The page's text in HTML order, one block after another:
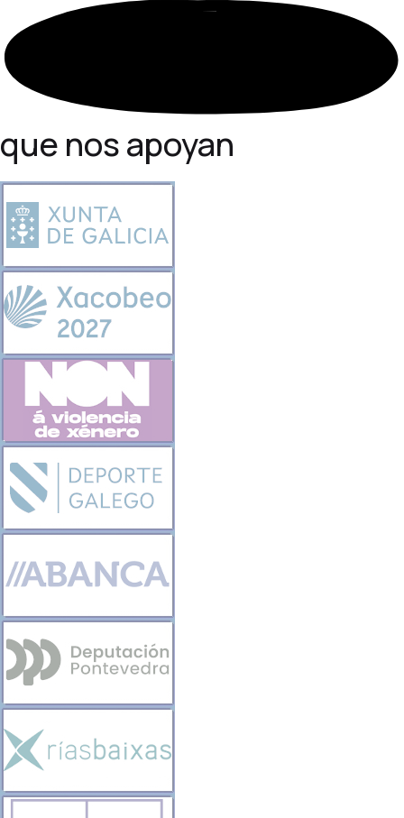
que nos apoyan